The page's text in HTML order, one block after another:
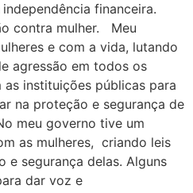
financeira.
contra mulher. Meu
e com a vida, lutando
agressão em todos os
instituições públicas para
na proteção e segurança de
meu governo tive um
as mulheres, criando leis
e segurança delas. Alguns
dar voz e